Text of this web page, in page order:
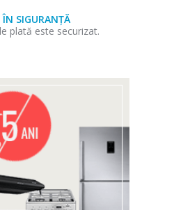
ÎN SIGURANȚĂ
plată este securizat.